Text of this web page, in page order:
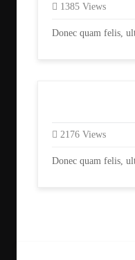
1385 Views
Donec quam felis,
2176 Views
Donec quam felis,